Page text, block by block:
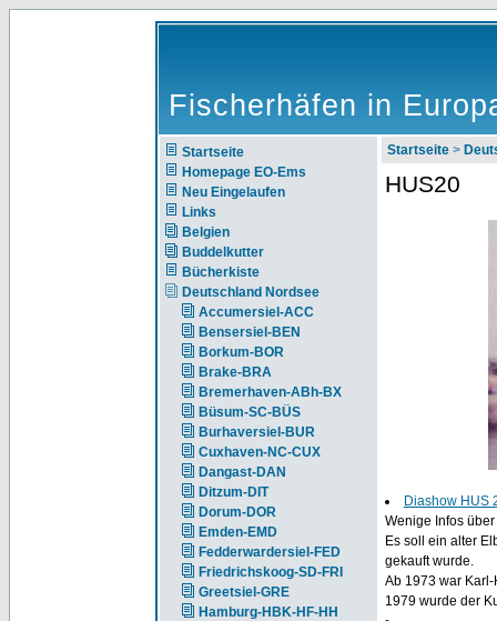
Fischerhäfen in
Startseite
Homepage EO-Ems
Neu Eingelaufen
Links
Belgien
Buddelkutter
Bücherkiste
Deutschland Nordsee
Accumersiel-ACC
Bensersiel-BEN
Borkum-BOR
Brake-BRA
Bremerhaven-ABh-BX
Büsum-SC-BÜS
Burhaversiel-BUR
Cuxhaven-NC-CUX
Dangast-DAN
Ditzum-DIT
Dorum-DOR
Emden-EMD
Fedderwardersiel-FED
Friedrichskoog-SD-FRI
Greetsiel-GRE
Hamburg-HBK-HF-HH
Startseite >
HUS20
Diashow HUS
Wenige Infos
Es soll ein alter
gekauft wurde.
Ab 1973 war
1979 wurde der